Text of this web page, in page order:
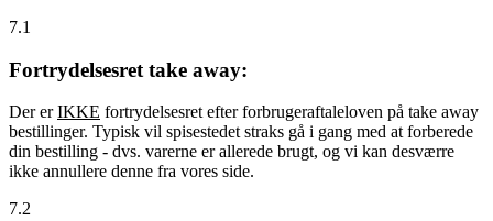
7.1
Fortrydelsesret take away:
Der erIKKE fortrydelsesret efter forbrugeraftaleloven på take away
bestillinger. Typisk vil spisestedet straks gå i gang med at forberede
din bestilling - dvs. varerne er allerede brugt, og vi kan desværre
ikke annullere denne fra vores side.
7.2